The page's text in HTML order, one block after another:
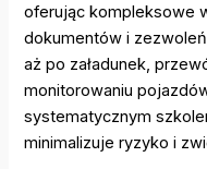
oferując kompleksowe
dokumentów i
aż po załadunek,
monitorowaniu
systematycznym
minimalizuje ryzyko i